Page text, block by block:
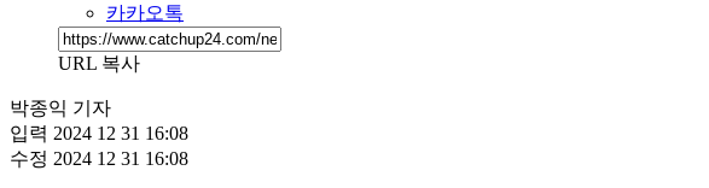
카카오톡
URL 복사
박종익 기자
입력 2024 12 31 16:08
수정 2024 12 31 16:08